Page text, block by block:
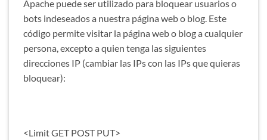
Apache puede ser utilizado para bloquear usuarios o
bots indeseados a nuestra página web o blog. Este
código permite visitar la página web o blog a cualquier
persona, excepto a quien tenga las siguientes
direcciones IP (cambiar las IPs con las IPs que quieras
bloquear):
<Limit GET POST PUT>